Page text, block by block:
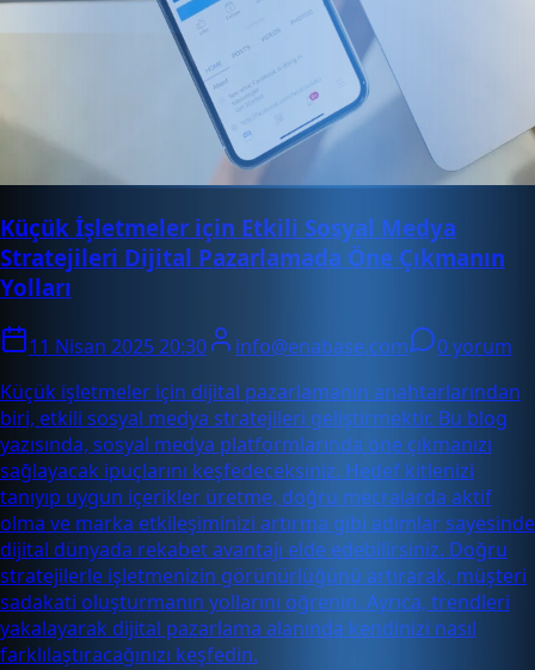
Küçük İşletmeler için Etkili Sosyal Medya
Stratejileri Dijital Pazarlamada Öne Çıkmanın
Yolları
11 Nisan 2025 20:30 info@enabase.com
0 yorum
Küçük işletmeler için dijital pazarlamanın anahtarlarından
biri, etkili sosyal medya stratejileri geliştirmektir. Bu blog
yazısında, sosyal medya platformlarında öne çıkmanızı
sağlayacak ipuçlarını keşfedeceksiniz. Hedef kitlenizi
tanıyıp uygun içerikler üretme, doğru mecralarda aktif
olma ve marka etkileşiminizi artırma gibi adımlar sayesinde
dijital dünyada rekabet avantajı elde edebilirsiniz. Doğru
stratejilerle işletmenizin görünürlüğünü artırarak, müşteri
sadakati oluşturmanın yollarını öğrenin. Ayrıca, trendleri
yakalayarak dijital pazarlama alanında kendinizi nasıl
farklılaştıracağınızı keşfedin.